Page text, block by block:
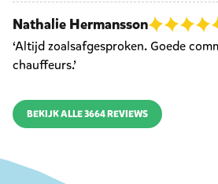
Nathalie Hermansson
‘Altijd zoalsafgesproken. Goede
chauffeurs.’
BEKIJK ALLE 3664 REVIEWS